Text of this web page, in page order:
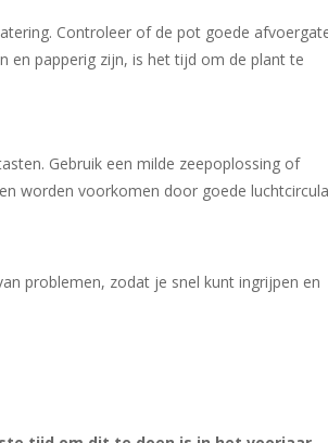
Controleer of de pot goede
en papperig zijn, is het tijd om de plant te
Gebruik een milde zeepoplossing of
worden voorkomen door goede
problemen, zodat je snel kunt ingrijpen en